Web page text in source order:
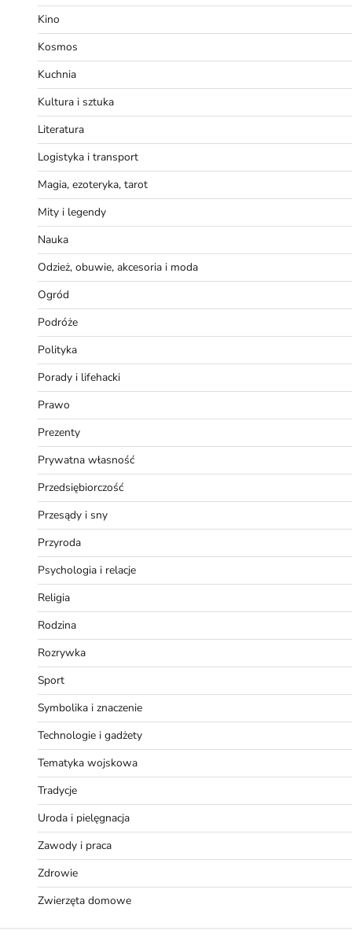
Kino
Kosmos
Kuchnia
Kultura i sztuka
Literatura
Logistyka i transport
Magia, ezoteryka, tarot
Mity i legendy
Nauka
Odzież, obuwie, akcesoria i moda
Ogród
Podróże
Polityka
Porady i lifehacki
Prawo
Prezenty
Prywatna własność
Przedsiębiorczość
Przesądy i sny
Przyroda
Psychologia i relacje
Religia
Rodzina
Rozrywka
Sport
Symbolika i znaczenie
Technologie i gadżety
Tematyka wojskowa
Tradycje
Uroda i pielęgnacja
Zawody i praca
Zdrowie
Zwierzęta domowe